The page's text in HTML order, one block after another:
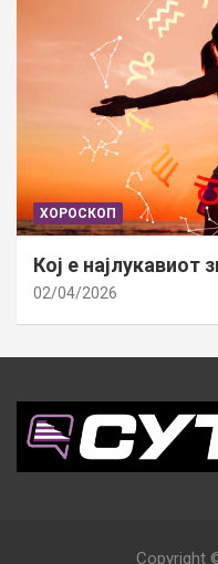
ХОРОСКОП
Кој е најлукавиот
02/04/2026
Copyright